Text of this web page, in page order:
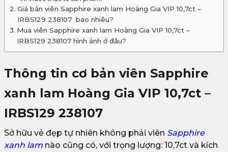
Giá bán viên Sapphire xanh lam Hoàng Gia VIP 10,7ct –
IRBS129 238107 bao nhiêu?
Mua viên Sapphire xanh lam Hoàng Gia VIP 10,7ct –
IRBS129 238107 hình ảnh ở đâu?
Thông tin cơ bản viên Sapphire
xanh lam Hoàng Gia VIP 10,7ct –
IRBS129 238107
Sở hữu vẻ đẹp tự nhiên không phải viên Sapphire
xanh lam nào cũng có, với trọng lượng: 10,7ct và kích